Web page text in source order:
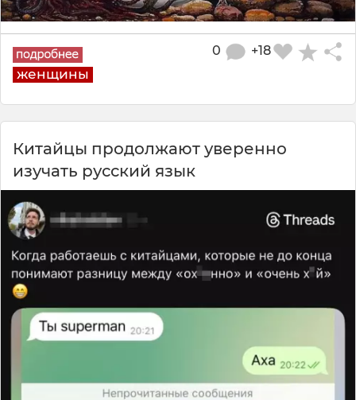
женщины
+18
0
Китайцы продолжают уверенно
изучать русский язык